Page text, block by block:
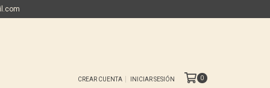
CREAR CUENTA INICIAR SESIÓN 0